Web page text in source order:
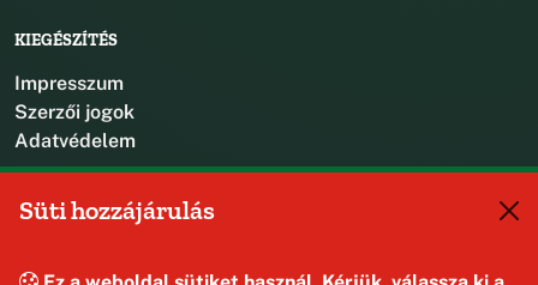
KIEGÉSZÍTÉS
Impresszum
Szerzői jogok
Adatvédelem
Süti hozzájárulás